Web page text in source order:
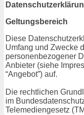
Geltungsbereich
Diese
Umfang und Zwecke
personenbezogener
Anbieter (siehe
“Angebot”) auf.
Die rechtlichen
im
Telemediengesetz